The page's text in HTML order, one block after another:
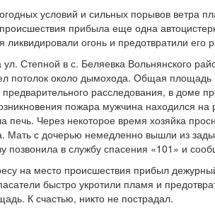
условий и сильных порывов ветра
прибыла еще одна
ликвидировали огонь и предотвратили его
ул. Степной в с. Беляевка Вольнянского
потолок около дымохода. Общая площадь
расследования, в доме
пожара мужчина находился
печь. Через некоторое время хозяйка
Мать с дочерью немедленно вышли из
позвонила в службу спасения «101» и
на место происшествия прибыл
быстро укротили пламя и
К счастью, никто не пострадал.